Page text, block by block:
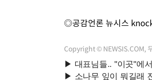
◎공감언론 뉴시스
Copyright © NEWSIS.COM,